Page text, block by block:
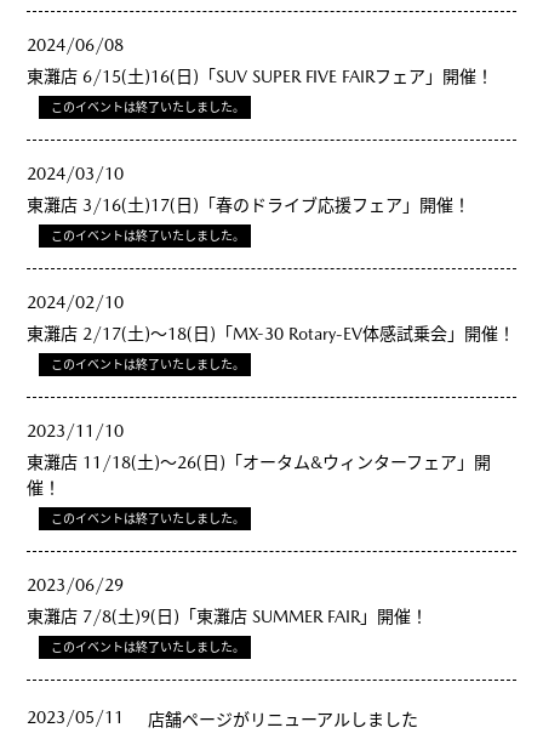
2024/06/08
東灘店 6/15(土)16(日)「SUV SUPER FIVE FAIRフェア」開催！
このイベントは終了いたしました。
2024/03/10
東灘店 3/16(土)17(日)「春のドライブ応援フェア」開催！
このイベントは終了いたしました。
2024/02/10
東灘店 2/17(土)～18(日)「MX-30 Rotary-EV体感試乗会」開催！
このイベントは終了いたしました。
2023/11/10
東灘店 11/18(土)～26(日)「オータム&ウィンターフェア」開
催！
このイベントは終了いたしました。
2023/06/29
東灘店 7/8(土)9(日)「東灘店 SUMMER FAIR」開催！
このイベントは終了いたしました。
2023/05/11 店舗ページがリニューアルしました